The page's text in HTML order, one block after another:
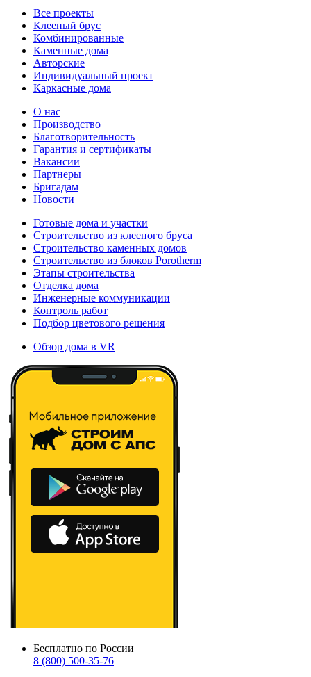
Все проекты
Клееный брус
Комбинированные
Каменные дома
Авторские
Индивидуальный проект
Каркасные дома
О нас
Производство
Благотворительность
Гарантия и сертификаты
Вакансии
Партнеры
Бригадам
Новости
Готовые дома и участки
Строительство из клееного бруса
Строительство каменных домов
Строительство из блоков Porotherm
Этапы строительства
Отделка дома
Инженерные коммуникации
Контроль работ
Подбор цветового решения
Обзор дома в VR
Бесплатно по России
8 (800) 500-35-76